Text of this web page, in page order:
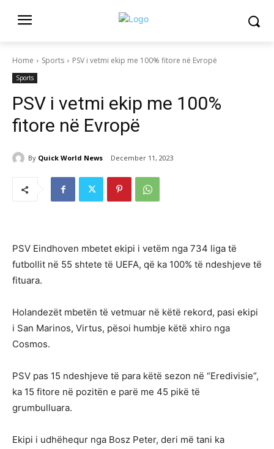
Home Sports PSV i vetmi ekip me 100% fitore në Evropë
Sports
PSV i vetmi ekip me 100%
fitore në Evropë
By Quick World News December 11, 2023
PSV Eindhoven mbetet ekipi i vetëm nga 734 liga të
futbollit në 55 shtete të UEFA, që ka 100% të ndeshjeve të
fituara.
Holandezët mbetën të vetmuar në këtë rekord, pasi ekipi
i San Marinos, Virtus, pësoi humbje këtë xhiro nga
Cosmos.
PSV pas 15 ndeshjeve të para këtë sezon në “Eredivisie”,
ka 15 fitore në pozitën e parë me 45 pikë të
grumbulluara.
Ekipi i udhëhequr nga Bosz Peter, deri më tani ka